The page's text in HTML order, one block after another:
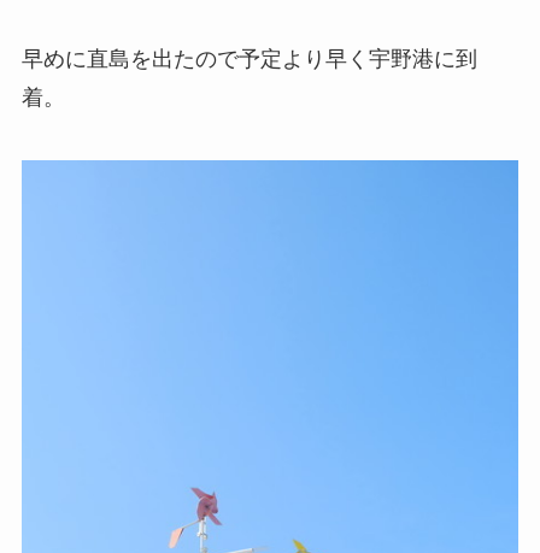
早めに直島を出たので予定より早く宇野港に到
着。